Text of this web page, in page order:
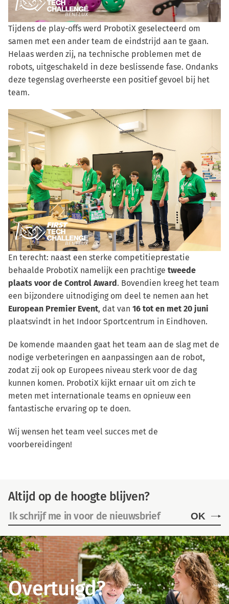
Tijdens de play-offs werd ProbotiX geselecteerd om
samen met een ander team de eindstrijd aan te gaan.
Helaas werden zij, na technische problemen met de
robots, uitgeschakeld in deze beslissende fase. Ondanks
deze tegenslag overheerste een positief gevoel bij het
team.
En terecht: naast een sterke competitieprestatie
behaalde ProbotiX namelijk een prachtige tweede
plaats voor de Control Award . Bovendien kreeg het team
een bijzondere uitnodiging om deel te nemen aan het
European Premier Event, dat van 16 tot en met 20 juni
plaatsvindt in het Indoor Sportcentrum in Eindhoven.
De komende maanden gaat het team aan de slag met de
nodige verbeteringen en aanpassingen aan de robot,
zodat zij ook op Europees niveau sterk voor de dag
kunnen komen. ProbotiX kijkt ernaar uit om zich te
meten met internationale teams en opnieuw een
fantastische ervaring op te doen.
Wij wensen het team veel succes met de
voorbereidingen!
Altijd op de hoogte blijven?
OK
Overtuigd?